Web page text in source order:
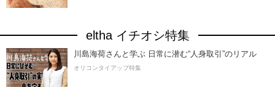
eltha イチオシ特集
川島海荷さんと学ぶ 日常に潜む“人身取引”のリアル
オリコンタイアップ特集